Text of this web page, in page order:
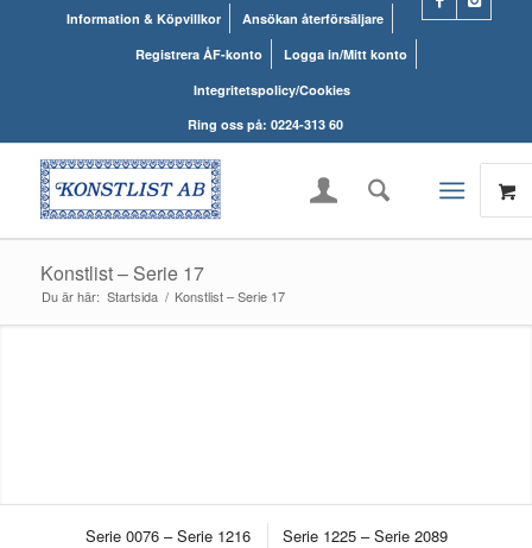
Information & Köpvillkor
Ansökan återförsäljare
Registrera ÅF-konto
Logga in/Mitt konto
Integritetspolicy/Cookies
Ring oss på: 0224-313 60
Konstlist – Serie 17
Du är här: Startsida / Konstlist – Serie 17
Serie 0076 – Serie 1216 Serie 1225 – Serie 2089